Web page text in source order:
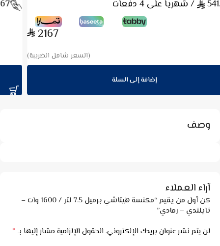
767
/ شهرياً على 4 دفعات
3068
(السعر شامل الضريبة)
إضافة إلى السلة
وصف
آراء العملاء
كن أول من يقيم “مكنسة هيتاشي برميل 7.5 لتر / 1600 وات –
تايلندي – رمادي”
لن يتم نشر عنوان بريدك الإلكتروني. الحقول الإلزامية مشار إليها بـ*